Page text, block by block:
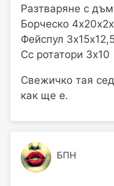
Разтваряне с
Борческо
Фейспул
Сс ротатори 3х10
Свежичко тая
как ще е.
БПН